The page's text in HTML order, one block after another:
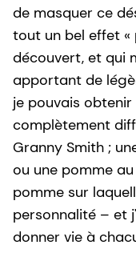
de masquer ce
tout un bel effet «
découvert, et qui
apportant de
je pouvais
complètement
Granny Smith ;
ou une pomme
pomme sur
personnalité – et
donner vie à